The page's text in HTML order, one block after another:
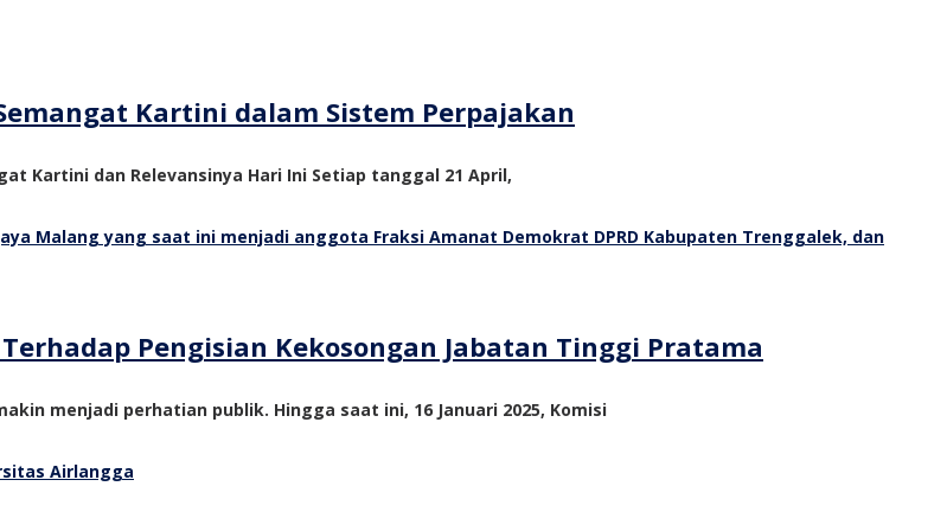
Kartini dalam Sistem Perpajakan
Kartini dan Relevansinya Hari Ini Setiap tanggal 21 April,
Pengisian Kekosongan Jabatan Tinggi Pratama
menjadi perhatian publik. Hingga saat ini, 16 Januari 2025, Komisi